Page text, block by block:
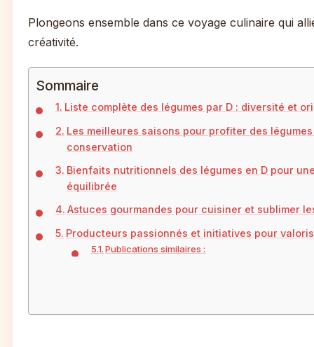
Plongeons ensemble dans ce voyage culinaire qui
créativité.
Sommaire
Liste complète des légumes par D : diversité et
Les meilleures saisons pour profiter des
conservation
Bienfaits nutritionnels des légumes en D pour
équilibrée
Astuces gourmandes pour cuisiner et sublimer
Producteurs passionnés et initiatives pour
Publications similaires :